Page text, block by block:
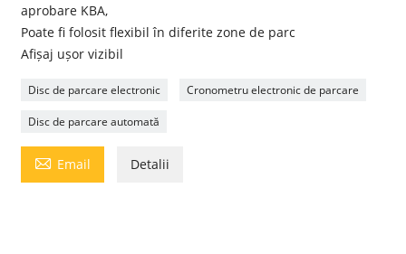
aprobare KBA,
Poate fi folosit flexibil în diferite zone de parc
Afișaj ușor vizibil
Disc de parcare electronic Cronometru electronic de parcare
Disc de parcare automată
 Email Detalii